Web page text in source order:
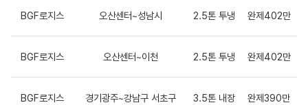
BGF로지스 오산센터~성남시 2.5톤 투냉 완제402만
BGF로지스 오산센터~이천 2.5톤 투냉 완제402만
BGF로지스 경기광주~강남구 서초구 3.5톤 내장 완제390만